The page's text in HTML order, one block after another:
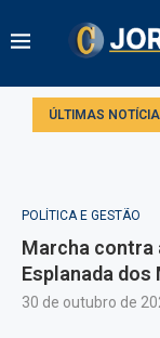
ÚLTIMAS
Reforma tributária:
POLÍTICA E GESTÃO
Marcha contra
Esplanada
30 de outubro de